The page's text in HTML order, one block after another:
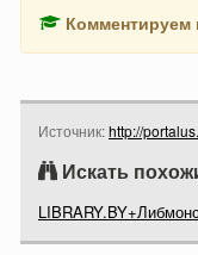
Комментируем
Источник:http://
Искать